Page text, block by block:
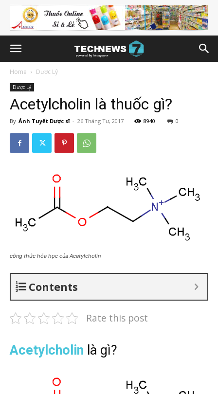
Home Dược Lý
Dược Lý
Acetylcholin là thuốc gì?
By Ánh Tuyết Dược sĩ - 26 Tháng Tư, 2017 8940 0
công thức hóa học của Acetylcholin
Contents
Rate this post
Acetylcholin là gì?